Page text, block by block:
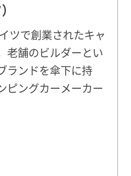
ツで創業されたキャ
老舗のビルダーとい
ランドを傘下に持
ピングカーメーカー